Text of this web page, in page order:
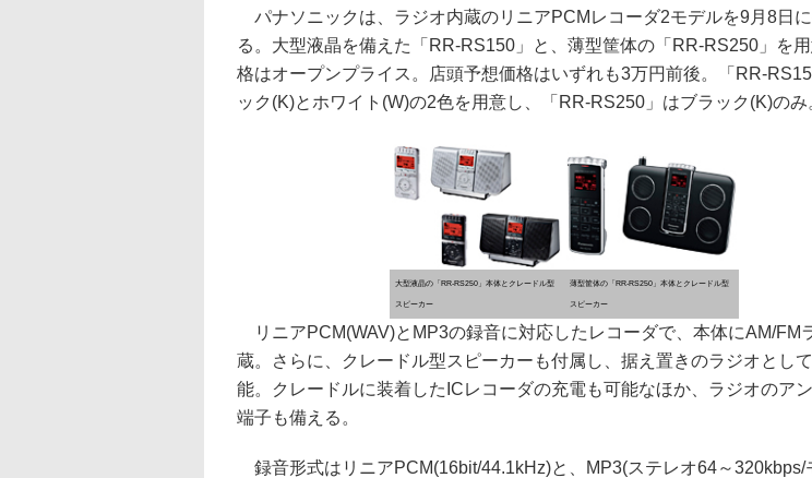
パナソニックは、ラジオ内蔵のリニアPCMレコーダ2モデルを9月8日
る。大型液晶を備えた「RR-RS150」と、薄型筐体の「RR-RS250」を
格はオープンプライス。店頭予想価格はいずれも3万円前後。「RR-
ック(K)とホワイト(W)の2色を用意し、「RR-RS250」はブラック(K)のみ
大型液晶の「RR-RS250」本体とクレードル型
スピーカー
薄型筐体の「RR-RS250」本体とクレードル型
スピーカー
リニアPCM(WAV)とMP3の録音に対応したレコーダで、本体にAM/FM
蔵。さらに、クレードル型スピーカーも付属し、据え置きのラジオとし
能。クレードルに装着したICレコーダの充電も可能なほか、ラジオのア
端子も備える。
録音形式はリニアPCM(16bit/44.1kHz)と、MP3(ステレオ64～320kbps/